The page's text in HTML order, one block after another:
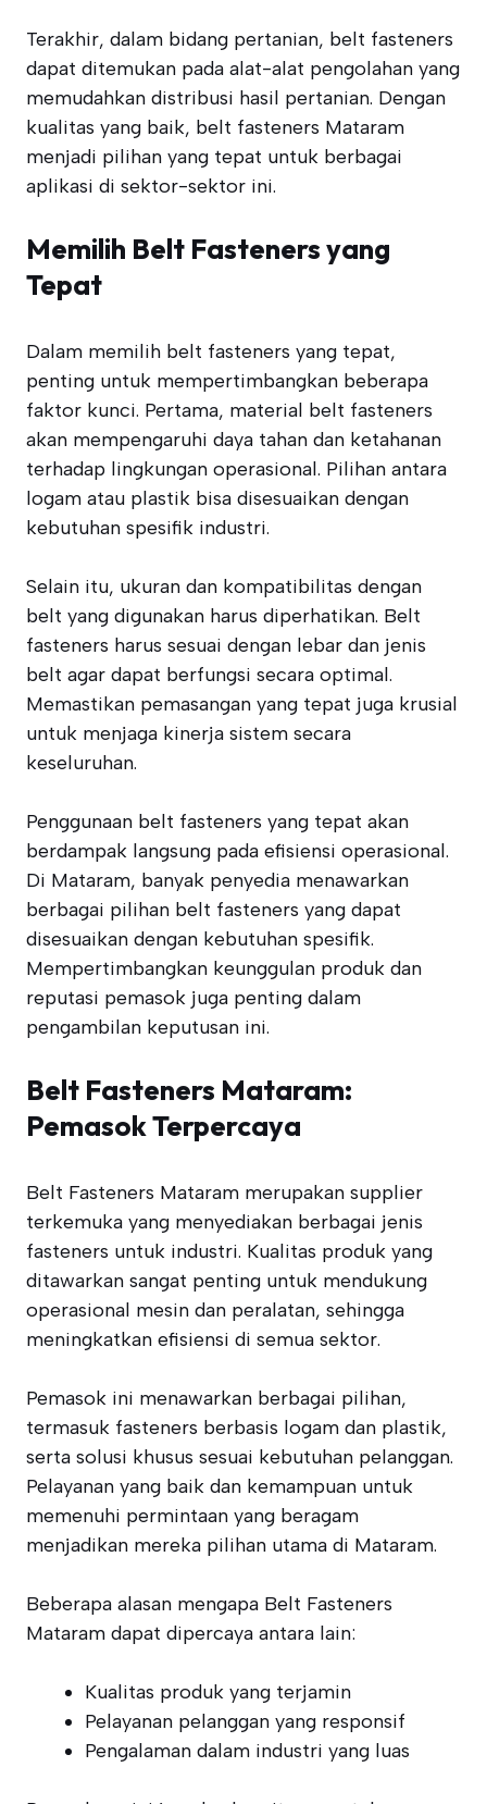
Terakhir, dalam bidang pertanian, belt fasteners
dapat ditemukan pada alat-alat pengolahan yang
memudahkan distribusi hasil pertanian. Dengan
kualitas yang baik, belt fasteners Mataram
menjadi pilihan yang tepat untuk berbagai
aplikasi di sektor-sektor ini.
Memilih Belt Fasteners yang
Tepat
Dalam memilih belt fasteners yang tepat,
penting untuk mempertimbangkan beberapa
faktor kunci. Pertama, material belt fasteners
akan mempengaruhi daya tahan dan ketahanan
terhadap lingkungan operasional. Pilihan antara
logam atau plastik bisa disesuaikan dengan
kebutuhan spesifik industri.
Selain itu, ukuran dan kompatibilitas dengan
belt yang digunakan harus diperhatikan. Belt
fasteners harus sesuai dengan lebar dan jenis
belt agar dapat berfungsi secara optimal.
Memastikan pemasangan yang tepat juga krusial
untuk menjaga kinerja sistem secara
keseluruhan.
Penggunaan belt fasteners yang tepat akan
berdampak langsung pada efisiensi operasional.
Di Mataram, banyak penyedia menawarkan
berbagai pilihan belt fasteners yang dapat
disesuaikan dengan kebutuhan spesifik.
Mempertimbangkan keunggulan produk dan
reputasi pemasok juga penting dalam
pengambilan keputusan ini.
Belt Fasteners Mataram:
Pemasok Terpercaya
Belt Fasteners Mataram merupakan supplier
terkemuka yang menyediakan berbagai jenis
fasteners untuk industri. Kualitas produk yang
ditawarkan sangat penting untuk mendukung
operasional mesin dan peralatan, sehingga
meningkatkan efisiensi di semua sektor.
Pemasok ini menawarkan berbagai pilihan,
termasuk fasteners berbasis logam dan plastik,
serta solusi khusus sesuai kebutuhan pelanggan.
Pelayanan yang baik dan kemampuan untuk
memenuhi permintaan yang beragam
menjadikan mereka pilihan utama di Mataram.
Beberapa alasan mengapa Belt Fasteners
Mataram dapat dipercaya antara lain:
Kualitas produk yang terjamin
Pelayanan pelanggan yang responsif
Pengalaman dalam industri yang luas